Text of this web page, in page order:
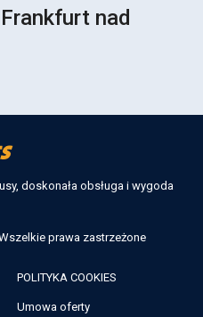
nad
doskonała obsługa i wygoda
prawa zastrzeżone
POLITYKA COOKIES
Umowa oferty